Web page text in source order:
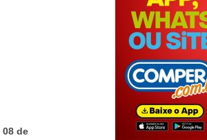
08 de